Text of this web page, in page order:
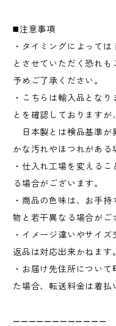
◼️注意事項
・タイミングによって
とさせていただく恐れも
予めご了承ください。
・こちらは輸入品とな
とを確認しておりますが、
日本製とは検品基準が
かな汚れやほつれがある
・仕入れ工場を変える
る場合がございます。
・商品の色味は、お手
物と若干異なる場合がご
・イメージ違いやサイズ
返品は対応出来かねます。
・お届け先住所につい
た場合、転送料金は着払
————————————